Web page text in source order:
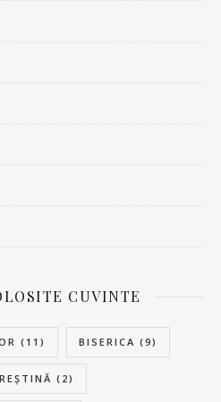
CUVINTE
(11) BISERICA (9)
(2)